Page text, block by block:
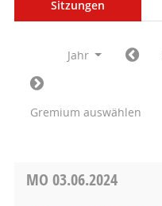
Sitzungen
Jahr
Gremium auswählen
MO 03.06.2024